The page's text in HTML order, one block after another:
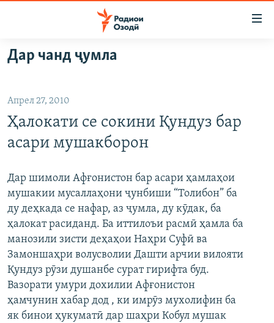
Ҷаҳиш
ба
аслӣ
Ҷаҳиш
ба
феҳристи
Ҷаҳиш
ба
ҷустор
ГӮШАҲО
ҚАЗИЯИ "КРОКУС"
ОСИЁИ МАРКАЗӢ
ФАРҲАНГ
МЕҲМОНИ ОЗОДӢ
ВАРЗИШ
РӮЗГОРИ МУҲОҶИР
САЛОМ, ХОҲАР
ТАҲҚИҚОТ
ҶАНГ ДАР УКРАИНА
НАЗАРИ МАРДУМ
БЛОГИСТОН
ОЗОДӢ ОНЛАЙН
ЧАНДРАСОНАӢ
ВИДЕО
НИГОРИСТОН
ГУЗОРИШҲОИ РАДИОӢ
РӮЙХАТҲО
КИТОБҲОИ ОЗОДӢ
Русский
Дар чанд ҷумла
Апрел 27, 2010
Ҳалокати се сокини Қундуз бар
асари мушакборон
Дар шимоли Афғонистон бар асари ҳамлаҳои
мушакии мусаллаҳони ҷунбиши “Толибон” ба
ду деҳкада се нафар, аз ҷумла, ду кӯдак, ба
ҳалокат расиданд. Ба иттилоъи расмӣ ҳамла ба
манозили зисти деҳаҳои Наҳри Суфӣ ва
Замоншаҳри волусволии Дашти арчии вилояти
Қундуз рӯзи душанбе сурат гирифта буд.
Вазорати умури дохилии Афғонистон
ҳамчунин хабар дод , ки имрӯз мухолифин ба
як бинои ҳукуматӣ дар шаҳри Кобул мушак